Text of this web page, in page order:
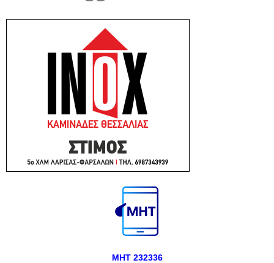
ΜΗΤ 232336